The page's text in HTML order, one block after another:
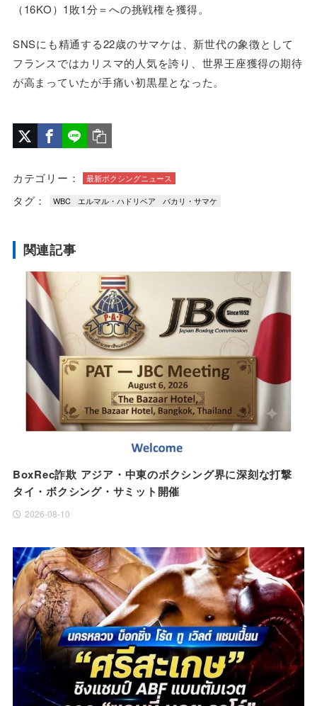
（16KO）1敗1分＝への挑戦権を獲得。
SNSにも精通する22歳のサマケは、新世代の象徴として
フランスではカリスマ的人気を誇り、世界王座獲得の期待
が高まっていたが手痛い初黒星となった。
カテゴリー： 最新ボクシングニュース
タグ： WBC エルマル・ハドリベア バカリ・サマケ
関連記事
BoxRec詐欺 アジア・中東のボクシング界に深刻な打撃
タイ・ボクシング・サミット開催
2026-08-10